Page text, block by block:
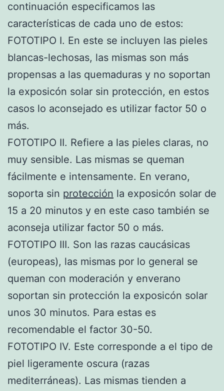
continuación especificamos las
características de cada uno de estos:
FOTOTIPO I. En este se incluyen las pieles
blancas-lechosas, las mismas son más
propensas a las quemaduras y no soportan
la exposicón solar sin protección, en estos
casos lo aconsejado es utilizar factor 50 o
más.
FOTOTIPO II. Refiere a las pieles claras, no
muy sensible. Las mismas se queman
fácilmente e intensamente. En verano,
soporta sin protección la exposicón solar de
15 a 20 minutos y en este caso también se
aconseja utilizar factor 50 o más.
FOTOTIPO III. Son las razas caucásicas
(europeas), las mismas por lo general se
queman con moderación y enverano
soportan sin protección la exposicón solar
unos 30 minutos. Para estas es
recomendable el factor 30-50.
FOTOTIPO IV. Este corresponde a el tipo de
piel ligeramente oscura (razas
mediterráneas). Las mismas tienden a